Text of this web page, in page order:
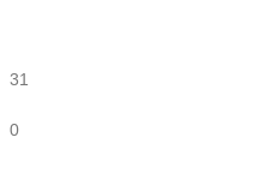
31
0